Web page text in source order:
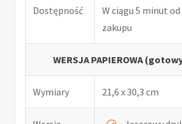
Dostępność
W ciągu 5 minut
zakupu
WERSJA PAPIEROWA
Wymiary 21,6 x 30,3 cm